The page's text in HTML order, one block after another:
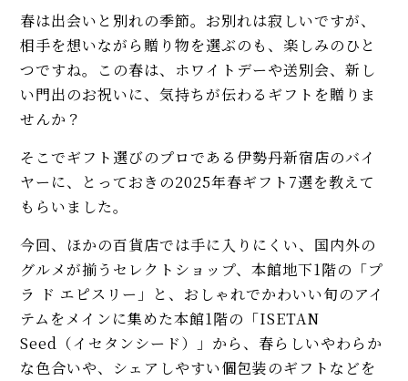
春は出会いと別れの季節。お別れは寂しいですが、
相手を想いながら贈り物を選ぶのも、楽しみのひと
つですね。この春は、ホワイトデーや送別会、新し
い門出のお祝いに、気持ちが伝わるギフトを贈りま
せんか？
そこでギフト選びのプロである伊勢丹新宿店のバイ
ヤーに、とっておきの2025年春ギフト7選を教えて
もらいました。
今回、ほかの百貨店では手に入りにくい、国内外の
グルメが揃うセレクトショップ、本館地下1階の「プ
ラ ド エピスリー」と、おしゃれでかわいい旬のアイ
テムをメインに集めた本館1階の「ISETAN
Seed（イセタンシード）」から、春らしいやわらか
な色合いや、シェアしやすい個包装のギフトなどを